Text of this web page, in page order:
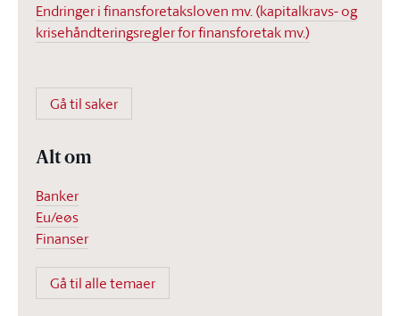
Endringer i finansforetaksloven mv. (kapitalkravs- og
krisehåndteringsregler for finansforetak mv.)
Gå til saker
Alt om
Banker
Eu/eøs
Finanser
Gå til alle temaer